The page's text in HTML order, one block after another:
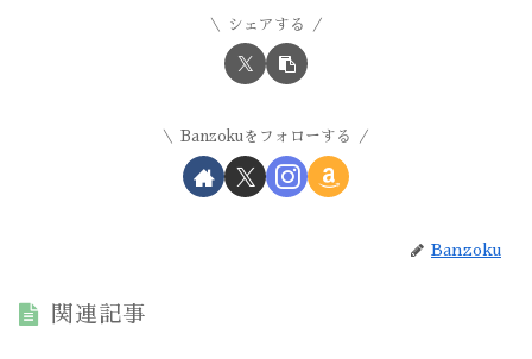
シェアする
Banzokuをフォローする
Banzoku
関連記事